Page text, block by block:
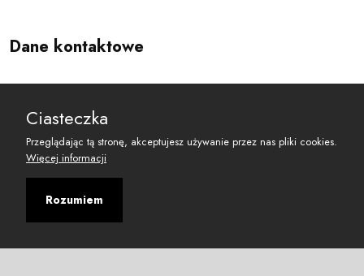
Dane kontaktowe
reset@resetobywatelski.pl
Ciasteczka
Przeglądając tą stronę, akceptujesz używanie przez nas pliki cookies.
Więcej informacji
Rozumiem